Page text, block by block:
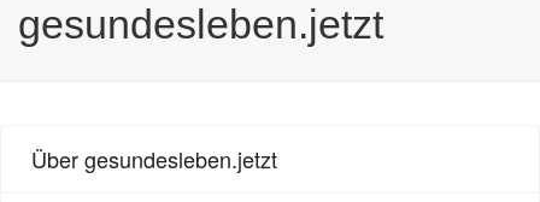
gesundesleben.jetzt
Über gesundesleben.jetzt